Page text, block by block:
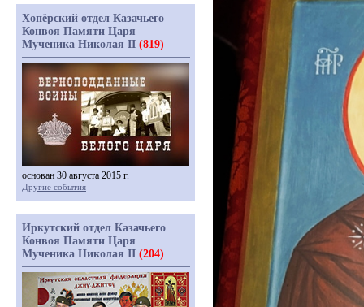
Хопёрский отдел Казачьего
Конвоя Памяти Царя
Мученика Николая II (819)
основан 30 августа 2015 г.
Другие события
Иркутский отдел Казачьего
Конвоя Памяти Царя
Мученика Николая II (204)